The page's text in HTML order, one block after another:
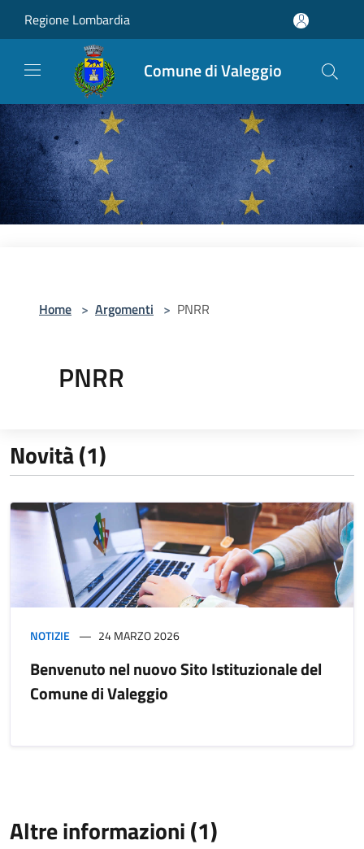
Regione Lombardia
Comune di Valeggio
Home > Argomenti > PNRR
PNRR
Novità (1)
NOTIZIE 24 MARZO 2026
Benvenuto nel nuovo Sito Istituzionale del
Comune di Valeggio
Altre informazioni (1)